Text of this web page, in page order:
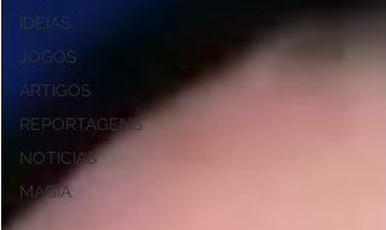
IDEIAS
JOGOS
ARTIGOS
REPORTAGENS
NOTÍCIAS
MAGIA